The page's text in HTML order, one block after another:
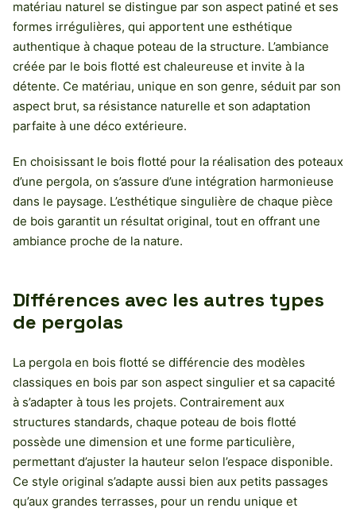
matériau naturel se distingue par son aspect patiné et ses
formes irrégulières, qui apportent une esthétique
authentique à chaque poteau de la structure. L’ambiance
créée par le bois flotté est chaleureuse et invite à la
détente. Ce matériau, unique en son genre, séduit par son
aspect brut, sa résistance naturelle et son adaptation
parfaite à une déco extérieure.
En choisissant le bois flotté pour la réalisation des poteaux
d’une pergola, on s’assure d’une intégration harmonieuse
dans le paysage. L’esthétique singulière de chaque pièce
de bois garantit un résultat original, tout en offrant une
ambiance proche de la nature.
Différences avec les autres types
de pergolas
La pergola en bois flotté se différencie des modèles
classiques en bois par son aspect singulier et sa capacité
à s’adapter à tous les projets. Contrairement aux
structures standards, chaque poteau de bois flotté
possède une dimension et une forme particulière,
permettant d’ajuster la hauteur selon l’espace disponible.
Ce style original s’adapte aussi bien aux petits passages
qu’aux grandes terrasses, pour un rendu unique et